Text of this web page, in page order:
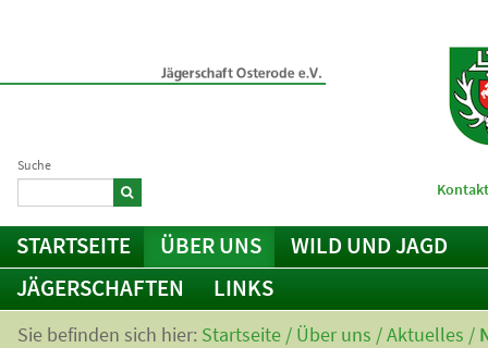
Suche
STARTSEITE ÜBER UNS
WILD UND JAGD
JÄGERSCHAFTEN
LINKS
Sie befinden sich hier: Startseite / Über uns /Aktuelles /